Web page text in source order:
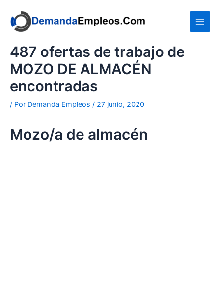
contenido
487 ofertas de trabajo de
MOZO DE ALMACÉN
encontradas
/ Por Demanda Empleos / 27 junio, 2020
Mozo/a de almacén